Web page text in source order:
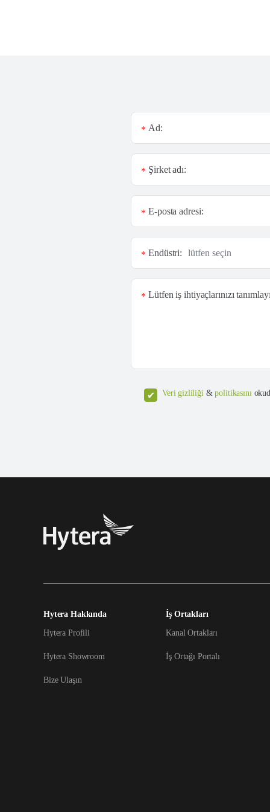
Ad:
*
Şirket adı:
*
E-posta adresi:
*
Endüstri:
*
Lütfen iş ihtiyaçlarınızı
*
Veri gizliliği&politikasını
Hytera Hakkında
Hytera Profili
Hytera Showroom
Bize Ulaşın
İş Ortakları
Kanal Ortakları
İş Ortağı Portalı